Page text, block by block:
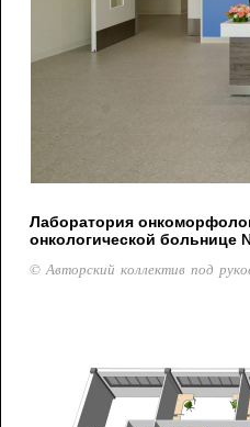
Лаборатория
онкологической больнице
© Авторский коллектив под